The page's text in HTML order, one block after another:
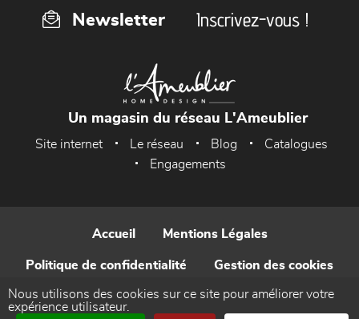
Newsletter Inscrivez-vous !
Un magasin du réseau L'Ameublier
Site internet Le réseau Blog
Catalogues
Engagements
Accueil Mentions Légales
Politique de confidentialité Gestion des cookies
Contact
Nous utilisons des cookies sur ce site pour améliorer votre
expérience utilisateur.